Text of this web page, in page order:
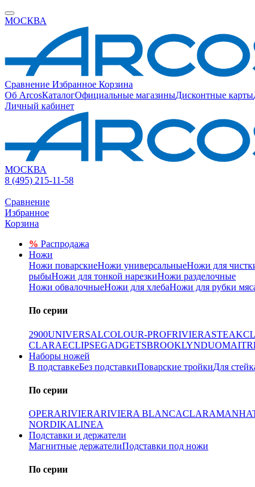
МОСКВА
Сравнение Избранное Корзина
Об ArcosКаталогОфициальные магазиныДисконтные карты
Личный кабинет
МОСКВА
8 (495) 215-11-58
Сравнение
Избранное
Корзина
% Распродажа
Ножи
Ножи поварскиеНожи универсальныеНожи для
рыбыНожи для тонкой нарезкиНожи разделочные
Ножи обвалочныеНожи для хлебаНожи для рубки
По серии
2900UNIVERSALCOLOUR-PROFRIVIERASTEAK
CLARAECLIPSEGADGETSBROOKLYNDUO
Наборы ножей
В подставкеБез подставкиПоварские тройкиДля
По серии
OPERARIVIERARIVIERA BLANCACLARA
NORDIKALINEA
Подставки и держатели
Магнитные держателиПодставки под ножи
По серии